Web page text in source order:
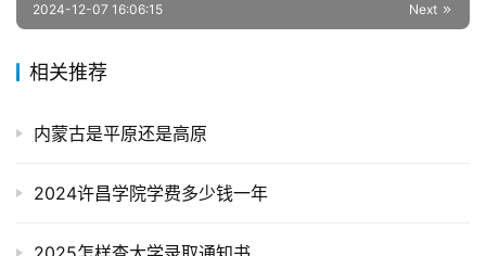
Next
2024-12-07 16:06:15
相关推荐
内蒙古是平原还是高原
2024许昌学院学费多少钱一年